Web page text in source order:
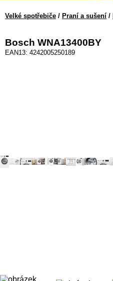
Velké spotřebiče / Praní a sušení /
Bosch WNA13400BY
EAN13: 4242005250189